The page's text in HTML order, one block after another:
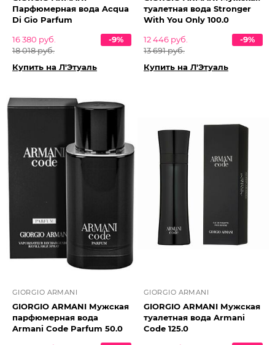
Парфюмерная вода Acqua
Di Gio Parfum
16 380 руб.
18 018 руб.
-9%
Купить на Л'Этуаль
туалетная вода Stronger
With You Only 100.0
12 446 руб.
13 691 руб.
-9%
Купить на Л'Этуаль
GIORGIO ARMANI
GIORGIO ARMANI Мужская
парфюмерная вода
Armani Code Parfum 50.0
GIORGIO ARMANI
GIORGIO ARMANI Мужская
туалетная вода Armani
Code 125.0